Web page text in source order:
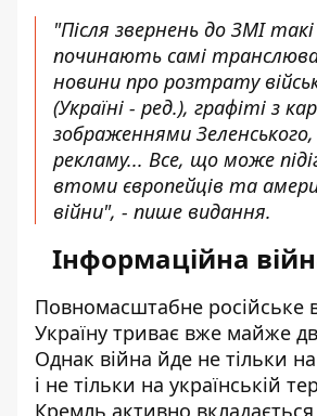
"Після звернень до ЗМІ
починають самі
новини про розтрату
(Україні - ред.), графіті з
зображеннями
рекламу... Все, що може
втоми європейців та
війни", - пише видання.
Інформаційна
Повномасштабне російське
Україну триває вже майже
Однак війна йде не тільки
і не тільки на українській
Кремль активно вкладається